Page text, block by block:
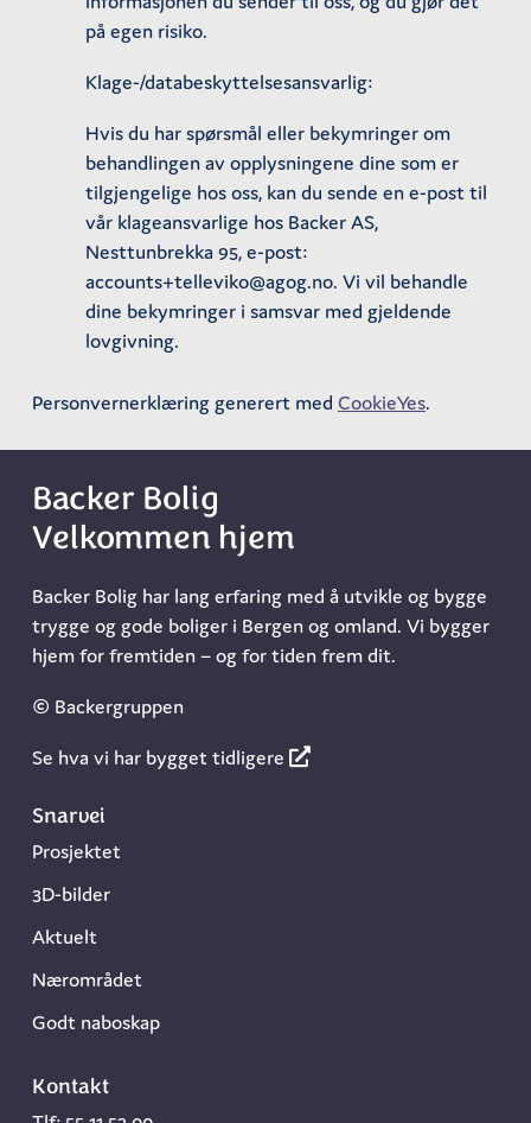
på egen risiko.
Klage-/databeskyttelsesansvarlig:
Hvis du har spørsmål eller bekymringer om
behandlingen av opplysningene dine som er
tilgjengelige hos oss, kan du sende en e-post til
vår klageansvarlige hos Backer AS,
Nesttunbrekka 95, e-post:
accounts+telleviko@agog.no. Vi vil behandle
dine bekymringer i samsvar med gjeldende
lovgivning.
Personvernerklæring generert med CookieYes.
Backer Bolig
Velkommen hjem
Backer Bolig har lang erfaring med å utvikle og bygge
trygge og gode boliger i Bergen og omland. Vi bygger
hjem for fremtiden – og for tiden frem dit.
© Backergruppen
Se hva vi har bygget tidligere
Snarvei
Prosjektet
3D-bilder
Aktuelt
Nærområdet
Godt naboskap
Kontakt